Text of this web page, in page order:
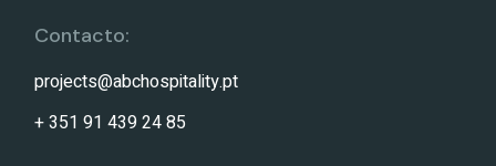
Contacto:
projects@abchospitality.pt
+ 351 91 439 24 85